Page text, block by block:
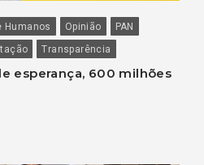
Humanos Opinião
PAN
Transparência
esperança, 600 milhões